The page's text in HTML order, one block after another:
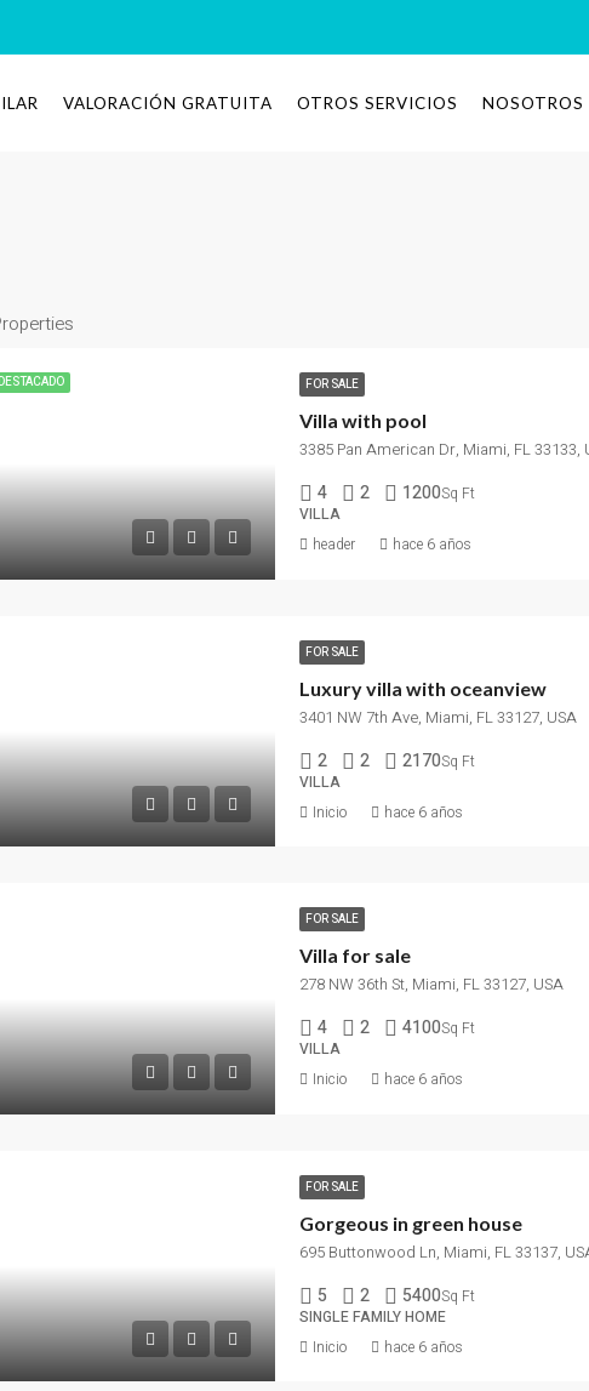
VALORACIÓN GRATUITA OTROS SERVICIOS NOSOTROS
DESTACADO FOR SALE
Villa with pool
3385 Pan American Dr, Miami, FL 33133,
4 2 1200Sq Ft
VILLA
header hace 6 años
FOR SALE
Luxury villa with oceanview
3401 NW 7th Ave, Miami, FL 33127, USA
2 2 2170Sq Ft
VILLA
Inicio hace 6 años
FOR SALE
Villa for sale
278 NW 36th St, Miami, FL 33127, USA
4 2 4100Sq Ft
VILLA
Inicio hace 6 años
FOR SALE
Gorgeous in green house
695 Buttonwood Ln, Miami, FL 33137,
5 2 5400Sq Ft
SINGLE FAMILY HOME
Inicio hace 6 años